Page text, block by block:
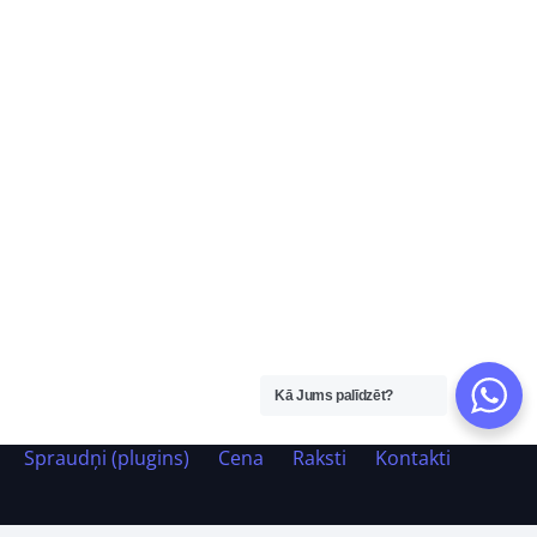
Spraudņi (plugins) Cena Raksti Kontakti
Kā Jums palīdzēt?